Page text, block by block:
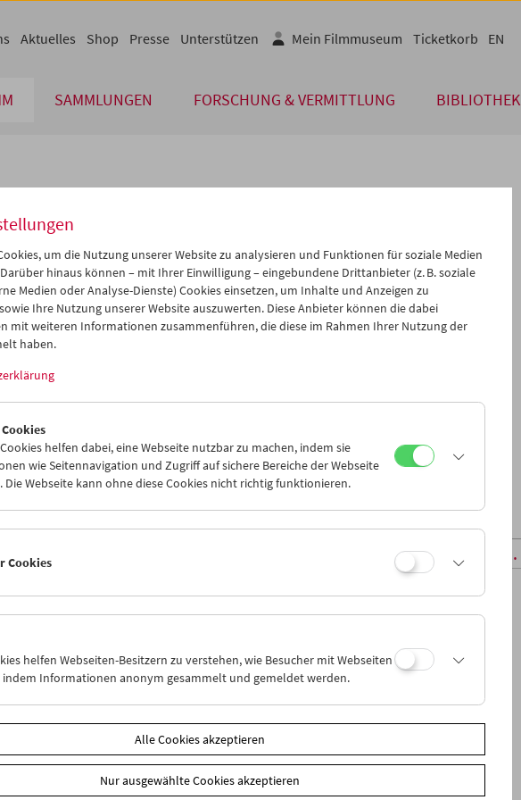
SAMMLUNGEN FORSCHUNG & VERMITTLUNG BIBLIOTHEK
Aktuelles Shop Presse Unterstützen Mein Filmmuseum Ticketkorb EN
Dez 2014 >>
Mi Do Fr Sa So
03 04 05 06
07
10 11 12 13
14
17 18
24 25
07
iCalender
Programmheft-PDF
English language or subtitles
Mi 3.12. Sa 6.12.
um die Nutzung unserer Website zu analysieren und Funktionen für soziale Medien
hinaus können – mit Ihrer Einwilligung – eingebundene Drittanbieter (z. B. soziale
Medien oder Analyse-Dienste) Cookies einsetzen, um Inhalte und Anzeigen zu
Ihre Nutzung unserer Website auszuwerten. Diese Anbieter können die dabei
mit weiteren Informationen zusammenführen, die diese im Rahmen Ihrer Nutzung der
haben.
helfen dabei, eine Webseite nutzbar zu machen, indem sie
wie Seitennavigation und Zugriff auf sichere Bereiche der Webseite
Die Webseite kann ohne diese Cookies nicht richtig funktionieren.
Cookies
helfen Webseiten-Besitzern zu verstehen, wie Besucher mit Webseiten
indem Informationen anonym gesammelt und gemeldet werden.
Alle Cookies akzeptieren
Nur ausgewählte Cookies akzeptieren